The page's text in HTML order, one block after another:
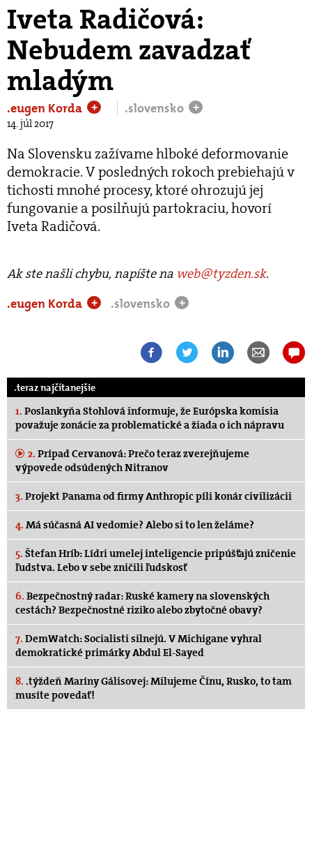
Iveta Radičová:
Nebudem zavadzať
mladým
.eugen Korda + .slovensko +
14. júl 2017
Na Slovensku zažívame hlboké deformovanie
demokracie. V posledných rokoch prebiehajú v
tichosti mnohé procesy, ktoré ohrozujú jej
fungovanie a posilňujú partokraciu, hovorí
Iveta Radičová.
Ak ste našli chybu, napíšte na web@tyzden.sk.
.eugen Korda
+ .slovensko +
.teraz najčítanejšie
1. Poslankyňa Stohlová informuje, že Európska komisia
považuje zonácie za problematické a žiada o ich nápravu
2. Prípad Cervanová: Prečo teraz zverejňujeme
výpovede odsúdených Nitranov
3. Projekt Panama od firmy Anthropic píli konár civilizácii
4. Má súčasná AI vedomie? Alebo si to len želáme?
5. Štefan Hríb: Lídri umelej inteligencie pripúšťajú zničenie
ľudstva. Lebo v sebe zničili ľudskosť
6. Bezpečnostný radar: Ruské kamery na slovenských
cestách? Bezpečnostné riziko alebo zbytočné obavy?
7. DemWatch: Socialisti silnejú. V Michigane vyhral
demokratické primárky Abdul El-Sayed
8. .týždeň Maríny Gálisovej: Milujeme Čínu, Rusko, to tam
musíte povedať!